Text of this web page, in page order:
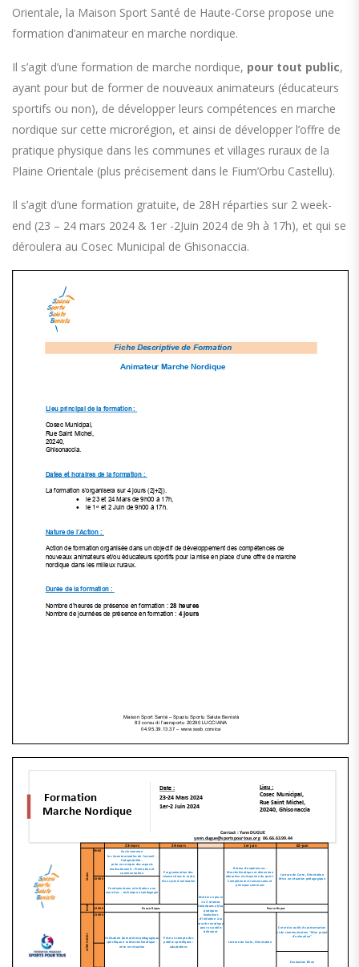
Orientale, la Maison Sport Santé de Haute-Corse propose une
formation d’animateur en marche nordique.
Il s’agit d’une formation de marche nordique, pour tout public,
ayant pour but de former de nouveaux animateurs (éducateurs
sportifs ou non), de développer leurs compétences en marche
nordique sur cette microrégion, et ainsi de développer l’offre de
pratique physique dans les communes et villages ruraux de la
Plaine Orientale (plus précisement dans le Fium’Orbu Castellu).
Il s’agit d’une formation gratuite, de 28H réparties sur 2 week-
end (23 – 24 mars 2024 & 1er -2Juin 2024 de 9h à 17h), et qui se
déroulera au Cosec Municipal de Ghisonaccia.